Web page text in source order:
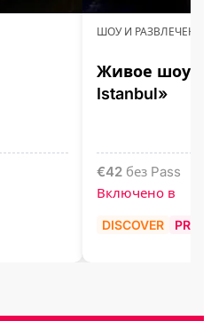
ШОУ И РАЗВЛЕЧЕНИЯ
Живое шоу
Istanbul»
€42 без Pass
Включено в
DISCOVER